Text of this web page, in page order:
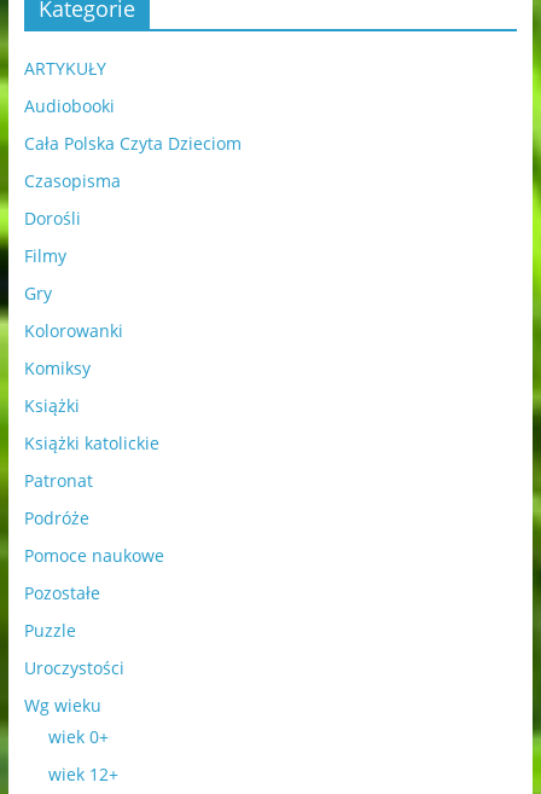
Kategorie
ARTYKUŁY
Audiobooki
Cała Polska Czyta Dzieciom
Czasopisma
Dorośli
Filmy
Gry
Kolorowanki
Komiksy
Książki
Książki katolickie
Patronat
Podróże
Pomoce naukowe
Pozostałe
Puzzle
Uroczystości
Wg wieku
wiek 0+
wiek 12+